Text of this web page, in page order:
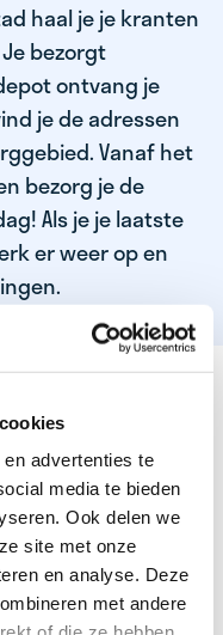
advertenties te
media te bieden
Ook delen we
site met onze
en analyse. Deze
met andere
haal je je kranten
bezorgt
ontvang je
je de adressen
Vanaf het
bezorg je de
Als je je laatste
er weer op en
TOP
de frisse lucht
lekker bijverdient!
het laatste nieuws